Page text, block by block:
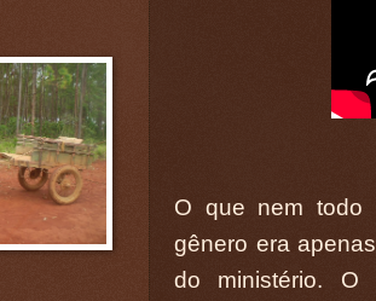
O que nem todo
gênero era
do ministério. O